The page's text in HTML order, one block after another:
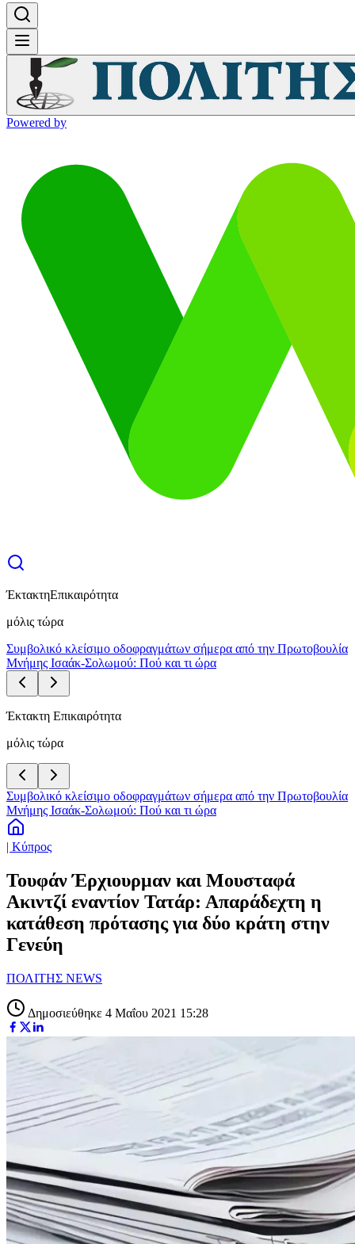
Powered by
ΈκτακτηΕπικαιρότητα
μόλις τώρα
Συμβολικό κλείσιμο οδοφραγμάτων σήμερα από την Πρωτοβουλία
Μνήμης Ισαάκ-Σολωμού: Πού και τι ώρα
Έκτακτη Επικαιρότητα
μόλις τώρα
Συμβολικό κλείσιμο οδοφραγμάτων σήμερα από την Πρωτοβουλία
Μνήμης Ισαάκ-Σολωμού: Πού και τι ώρα
| Κύπρος
Τουφάν Έρχιουρμαν και Μουσταφά
Ακιντζί εναντίον Τατάρ: Απαράδεχτη η
κατάθεση πρότασης για δύο κράτη στην
Γενεύη
ΠΟΛΙΤΗΣ NEWS
Δημοσιεύθηκε 4 Μαΐου 2021 15:28